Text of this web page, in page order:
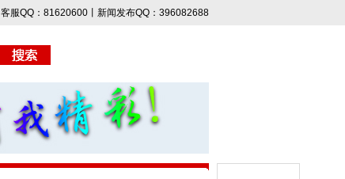
客服QQ：81620600丨新闻发布QQ：396082688